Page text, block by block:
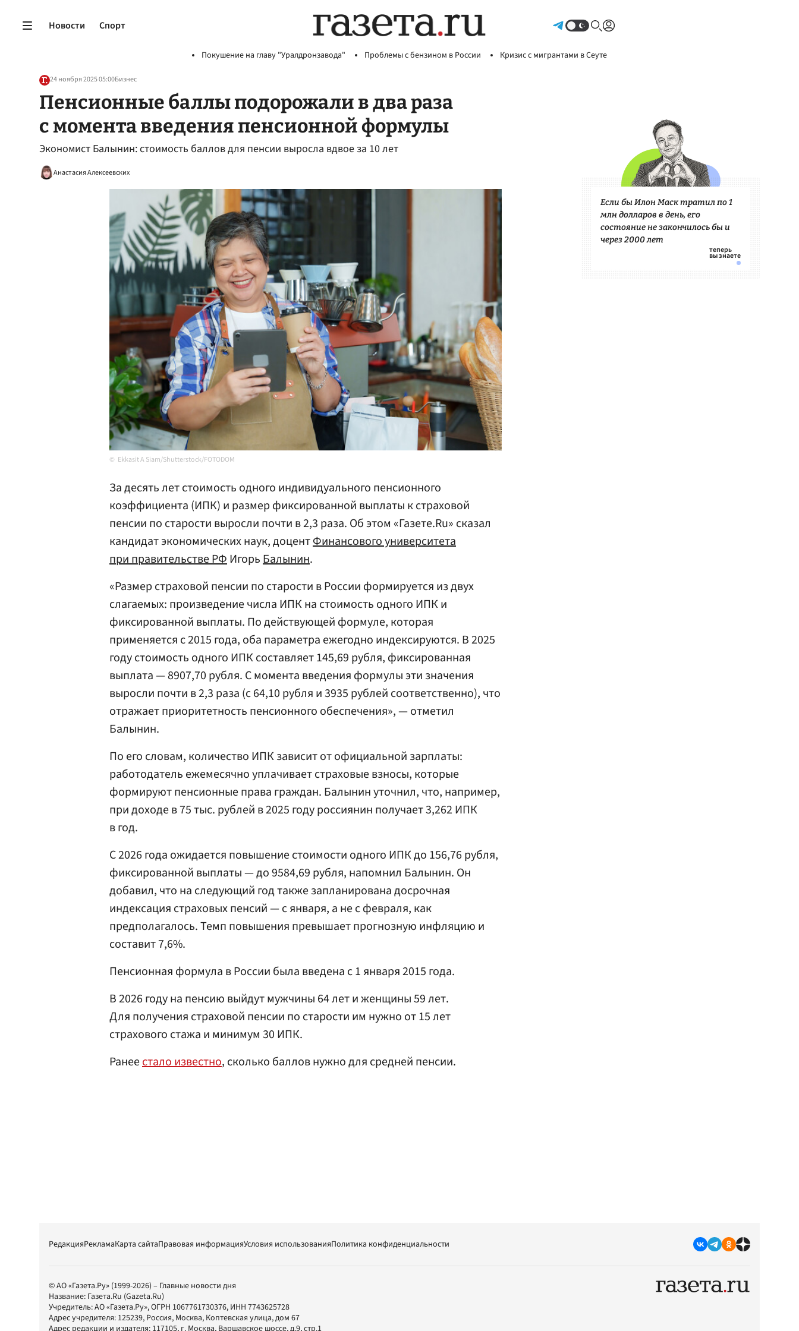
Новости Спорт
Покушение на главу "Уралдронзавода" Проблемы с бензином в России Кризис с мигрантами в Сеуте
24 ноября 2025 05:00Бизнес
Пенсионные баллы подорожали в два раза
с момента введения пенсионной формулы
Экономист Балынин: стоимость баллов для пенсии выросла вдвое за 10 лет
Анастасия Алексеевских
Ekkasit A Siam/Shutterstock/FOTODOM
За десять лет стоимость одного индивидуального пенсионного
коэффициента (ИПК) и размер фиксированной выплаты к страховой
пенсии по старости выросли почти в 2,3 раза. Об этом «Газете.Ru» сказал
кандидат экономических наук, доцентФинансового университета
при правительстве РФИгорьБалынин.
«Размер страховой пенсии по старости в России формируется из двух
слагаемых: произведение числа ИПК на стоимость одного ИПК и
фиксированной выплаты. По действующей формуле, которая
применяется с 2015 года, оба параметра ежегодно индексируются. В 2025
году стоимость одного ИПК составляет 145,69 рубля, фиксированная
выплата — 8907,70 рубля. С момента введения формулы эти значения
выросли почти в 2,3 раза (с 64,10 рубля и 3935 рублей соответственно), что
отражает приоритетность пенсионного обеспечения», — отметил
Балынин.
По его словам, количество ИПК зависит от официальной зарплаты:
работодатель ежемесячно уплачивает страховые взносы, которые
формируют пенсионные права граждан. Балынин уточнил, что, например,
при доходе в 75 тыс. рублей в 2025 году россиянин получает 3,262 ИПК
в год.
С 2026 года ожидается повышение стоимости одного ИПК до 156,76 рубля,
фиксированной выплаты — до 9584,69 рубля, напомнил Балынин. Он
добавил, что на следующий год также запланирована досрочная
индексация страховых пенсий — с января, а не с февраля, как
предполагалось. Темп повышения превышает прогнозную инфляцию и
составит 7,6%.
Пенсионная формула в России была введена с 1 января 2015 года.
В 2026 году на пенсию выйдут мужчины 64 лет и женщины 59 лет.
Для получения страховой пенсии по старости им нужно от 15 лет
страхового стажа и минимум 30 ИПК.
Ранеестало известно, сколько баллов нужно для средней пенсии.
Если бы Илон Маск тратил по 1
млн долларов в день, его
состояние не закончилось бы и
через 2000 лет
РедакцияРекламаКарта сайтаПравовая информацияУсловия использованияПолитика конфиденциальности
© АО «Газета.Ру» (1999-2026) – Главные новости дня
Название: Газета.Ru (Gazeta.Ru)
Учредитель:АО «Газета.Ру», ОГРН 1067761730376, ИНН 7743625728
Адрес учредителя: 125239, Россия, Москва, Коптевская улица, дом 67
Адрес редакции и издателя: 117105, г. Москва, Варшавское шоссе, д.9, стр.1